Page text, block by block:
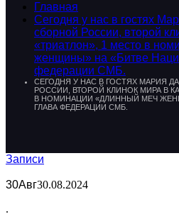
Главная
Сегодня у нас в гостях
сборной России, второй
«триатлон», 1 место в
женщины» на «Битве
федерации СМБ.
СЕГОДНЯ У НАС В ГОСТЯХ МАРИЯ
РОССИИ, ВТОРОЙ КЛИНОК МИРА В
В НОМИНАЦИИ «ДЛИННЫЙ МЕЧ
ГЛАВА ФЕДЕРАЦИИ СМБ.
Записи
30Авг30.08.2024
.